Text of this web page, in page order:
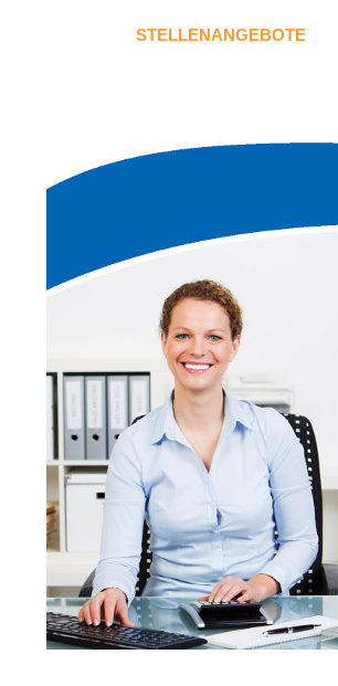
STELLENANGEBOTE